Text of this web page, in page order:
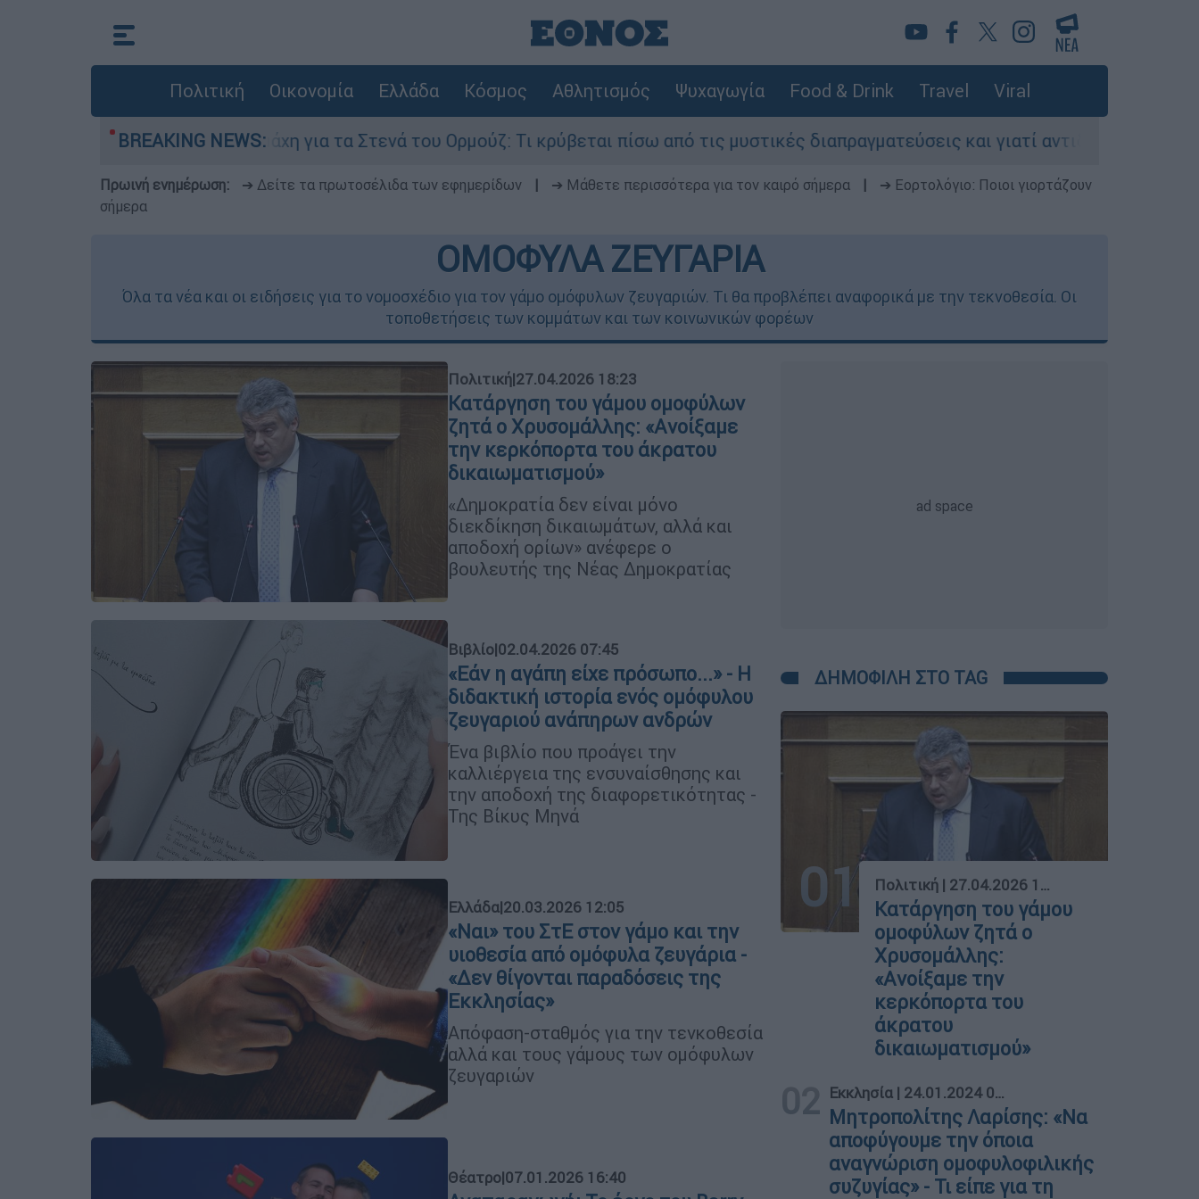
Πολιτική Οικονομία Ελλάδα Κόσμος Αθλητισμός Ψυχαγωγία Food & Drink Travel Viral
BREAKING NEWS:
Η μάχη για τα Στενά του Ορμούζ: Τι κρύβεται πίσω από τις μυστικές διαπραγματεύσεις και γιατί αντιδρούν οι ΗΠΑ
Πρωινή ενημέρωση: ➔ Δείτε τα πρωτοσέλιδα των εφημερίδων ➔ Μάθετε περισσότερα για τον καιρό σήμερα
➔ Εορτολόγιο: Ποιοι γιορτάζουν
σήμερα
ΟΜΟΦΥΛΑ ΖΕΥΓΑΡΙΑ
Όλα τα νέα και οι ειδήσεις για το νομοσχέδιο για τον γάμο ομόφυλων ζευγαριών. Τι θα προβλέπει αναφορικά με την τεκνοθεσία. Οι
τοποθετήσεις των κομμάτων και των κοινωνικών φορέων
Πολιτική|27.04.2026 18:23
Κατάργηση του γάμου ομοφύλων
ζητά ο Χρυσομάλλης: «Aνοίξαμε
την κερκόπορτα του άκρατου
δικαιωματισμού»
«Δημοκρατία δεν είναι μόνο
διεκδίκηση δικαιωμάτων, αλλά και
αποδοχή ορίων» ανέφερε ο
βουλευτής της Νέας Δημοκρατίας
Βιβλίο|02.04.2026 07:45
«Εάν η αγάπη είχε πρόσωπο...» - Η
διδακτική ιστορία ενός ομόφυλου
ζευγαριού ανάπηρων ανδρών
Ένα βιβλίο που προάγει την
καλλιέργεια της ενσυναίσθησης και
την αποδοχή της διαφορετικότητας -
Της Βίκυς Μηνά
Ελλάδα|20.03.2026 12:05
«Ναι» του ΣτΕ στον γάμο και την
υιοθεσία από ομόφυλα ζευγάρια -
«Δεν θίγονται παραδόσεις της
Εκκλησίας»
Απόφαση-σταθμός για την τενκοθεσία
αλλά και τους γάμους των ομόφυλων
ζευγαριών
Θέατρο|07.01.2026 16:40
ΔΗΜΟΦΙΛΗ ΣΤΟ TAG
01 Πολιτική | 27.04.2026 18:23
Κατάργηση του γάμου
ομοφύλων ζητά ο
Χρυσομάλλης:
«Aνοίξαμε την
κερκόπορτα του
άκρατου
δικαιωματισμού»
02 Εκκλησία | 24.01.2024 09:37
Μητροπολίτης Λαρίσης: «Να
αποφύγουμε την όποια
αναγνώριση ομοφυλοφιλικής
συζυγίας» - Τι είπε για τη